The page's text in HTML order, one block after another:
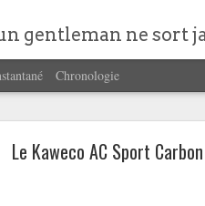
Le Kaweco AC Sport
gentleman ne sort
Chronologie